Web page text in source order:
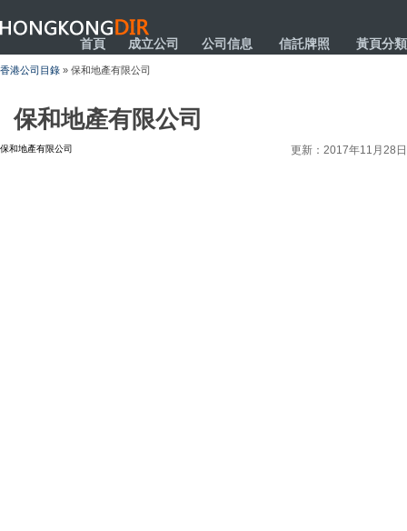
HONGKONGDIR
首頁 成立公司 公司信息 信託牌照 黃頁分類
香港公司目錄 » 保和地產有限公司
保和地產有限公司
保和地產有限公司 更新：2017年11月28日